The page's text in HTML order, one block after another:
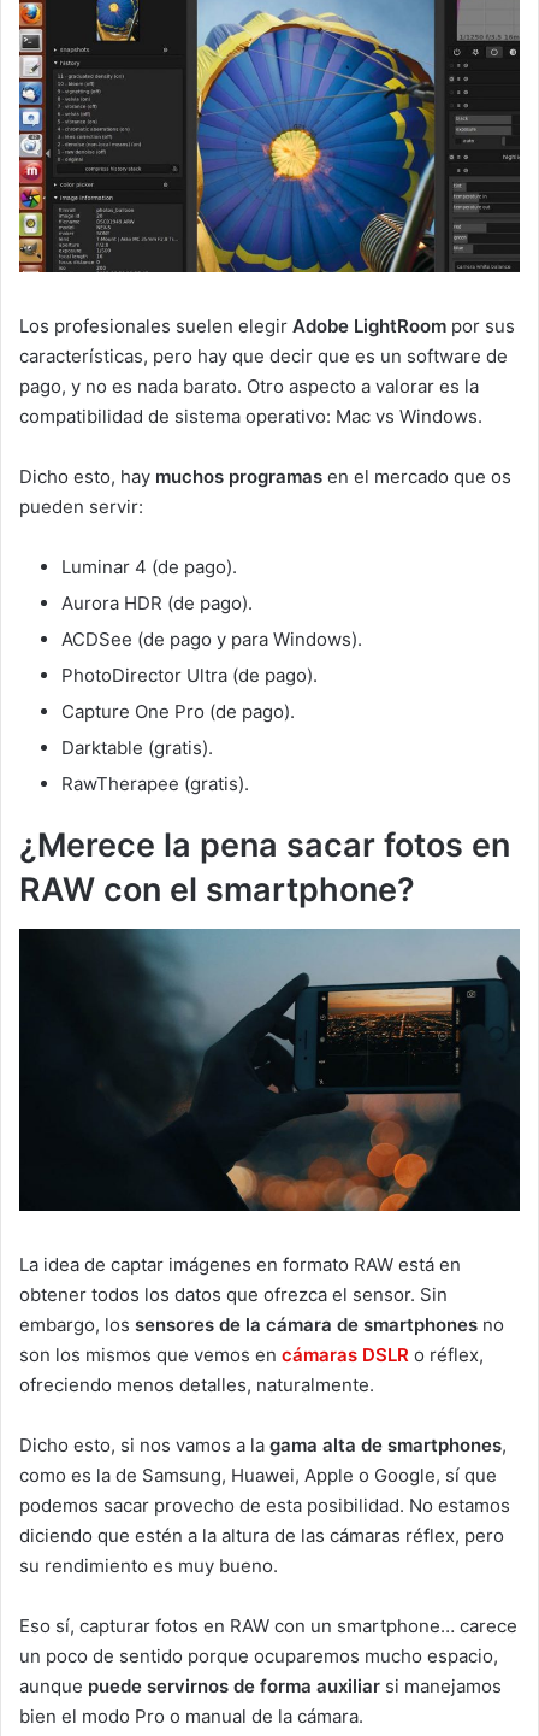
Los profesionales suelen elegir Adobe LightRoom por sus
características, pero hay que decir que es un software de
pago, y no es nada barato. Otro aspecto a valorar es la
compatibilidad de sistema operativo: Mac vs Windows.
Dicho esto, hay muchos programas en el mercado que os
pueden servir:
Luminar 4 (de pago).
Aurora HDR (de pago).
ACDSee (de pago y para Windows).
PhotoDirector Ultra (de pago).
Capture One Pro (de pago).
Darktable (gratis).
RawTherapee (gratis).
¿Merece la pena sacar fotos en
RAW con el smartphone?
La idea de captar imágenes en formato RAW está en
obtener todos los datos que ofrezca el sensor. Sin
embargo, los sensores de la cámara de smartphones no
son los mismos que vemos en cámaras DSLR o réflex,
ofreciendo menos detalles, naturalmente.
Dicho esto, si nos vamos a la gama alta de smartphones,
como es la de Samsung, Huawei, Apple o Google, sí que
podemos sacar provecho de esta posibilidad. No estamos
diciendo que estén a la altura de las cámaras réflex, pero
su rendimiento es muy bueno.
Eso sí, capturar fotos en RAW con un smartphone… carece
un poco de sentido porque ocuparemos mucho espacio,
aunque puede servirnos de forma auxiliar si manejamos
bien el modo Pro o manual de la cámara.